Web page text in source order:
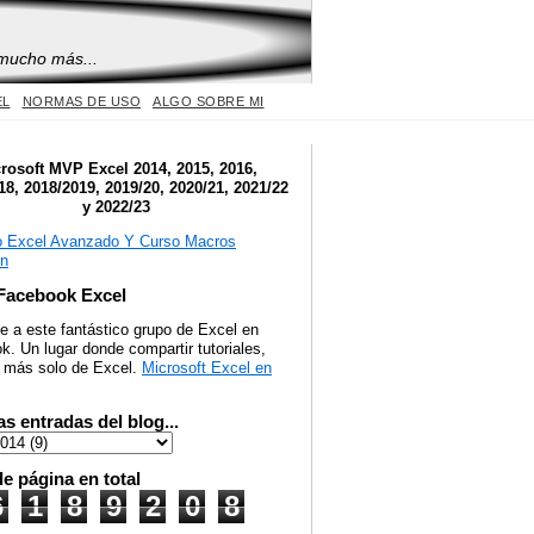
más...
NORMAS DE USO ALGO SOBRE MI
MVP Excel 2014, 2015, 2016,
2018/2019, 2019/20, 2020/21, 2021/22
y 2022/23
Excel
a este fantástico grupo de Excel en
Un lugar donde compartir tutoriales,
solo de Excel. Microsoft Excel en
entradas del blog...
página en total
1 8 9 2 0 8